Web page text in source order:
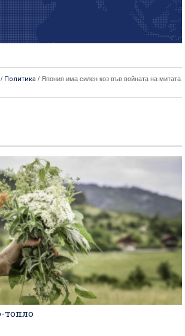
/ Политика / Япония има силен коз във войната на митата
топло